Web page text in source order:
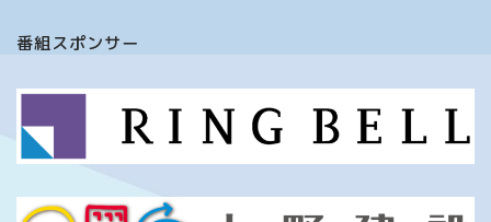
番組スポンサー
番組について
メッセージフォーム
イベント情報